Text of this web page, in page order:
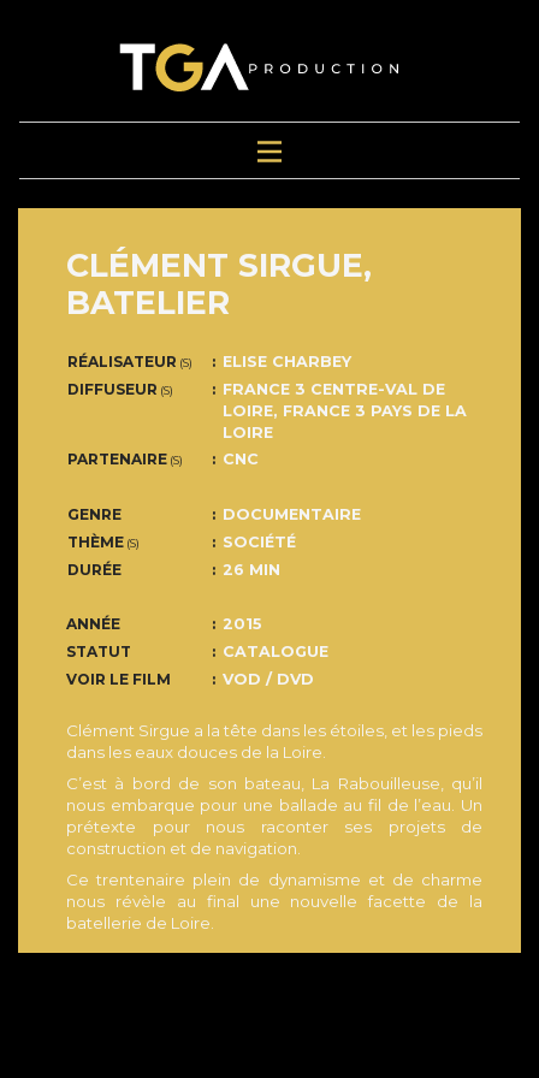
CLÉMENT SIRGUE,
BATELIER
RÉALISATEUR (S)
ELISE CHARBEY
DIFFUSEUR (S)
FRANCE 3 CENTRE-VAL DE
LOIRE, FRANCE 3 PAYS DE LA
LOIRE
PARTENAIRE (S) CNC
GENRE
DOCUMENTAIRE
THÈME (S)
SOCIÉTÉ
DURÉE
26 MIN
ANNÉE
2015
STATUT
CATALOGUE
VOIR LE FILM
VOD / DVD
Clément Sirgue a la tête dans les étoiles, et les pieds
dans les eaux douces de la Loire.
C’est à bord de son bateau, La Rabouilleuse, qu’il
nous embarque pour une ballade au fil de l’eau. Un
prétexte pour nous raconter ses projets de
construction et de navigation.
Ce trentenaire plein de dynamisme et de charme
nous révèle au final une nouvelle facette de la
batellerie de Loire.